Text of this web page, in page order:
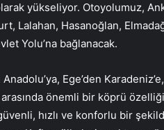
yükseliyor. Otoyolumuz,
Lalahan, Hasanoğlan,
Yolu’na bağlanacak.
Ege’den
önemli bir köprü
güvenli, hızlı ve konforlu bir